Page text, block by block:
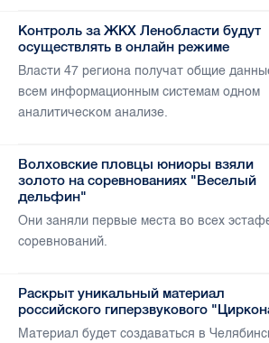
Контроль за ЖКХ Ленобласти будут
осуществлять в онлайн режиме
Власти 47 региона получат общие
всем информационным системам одном
аналитическом анализе.
Волховские пловцы юниоры взяли
золото на соревнованиях "Веселый
дельфин"
Они заняли первые места во всех
соревнований.
Раскрыт уникальный материал
российского гиперзвукового
Материал будет создаваться в